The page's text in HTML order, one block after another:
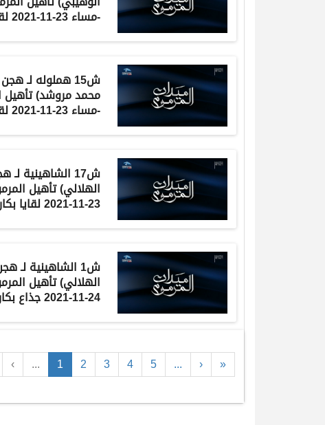
‹ ... 1 2 3 4 5 ... › »
-مساء 23-11-2021 لقايا بكار 7:41:1
ش15 هملولهلـ
محمد مروشد) تأهيل
-مساء 23-11-2021 لقايا بكار 7:35:8
ش17 الشاهينيةلـ
الهلالي) تأهيل
23-11-2021 لقايا بكار إنتاج 7:40:8
ش1 الشاهينية لـ
الهلالي) تأهيل
24-11-2021 جذاع بكار مفتوح 9:09:8